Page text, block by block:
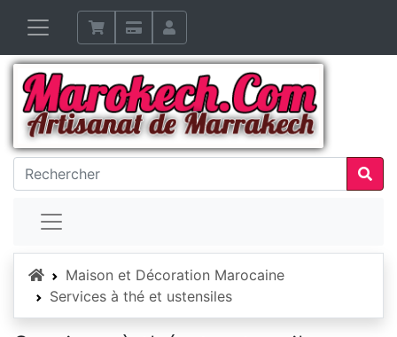
AccueilMaison et Décoration Marocaine
Services à thé et ustensiles